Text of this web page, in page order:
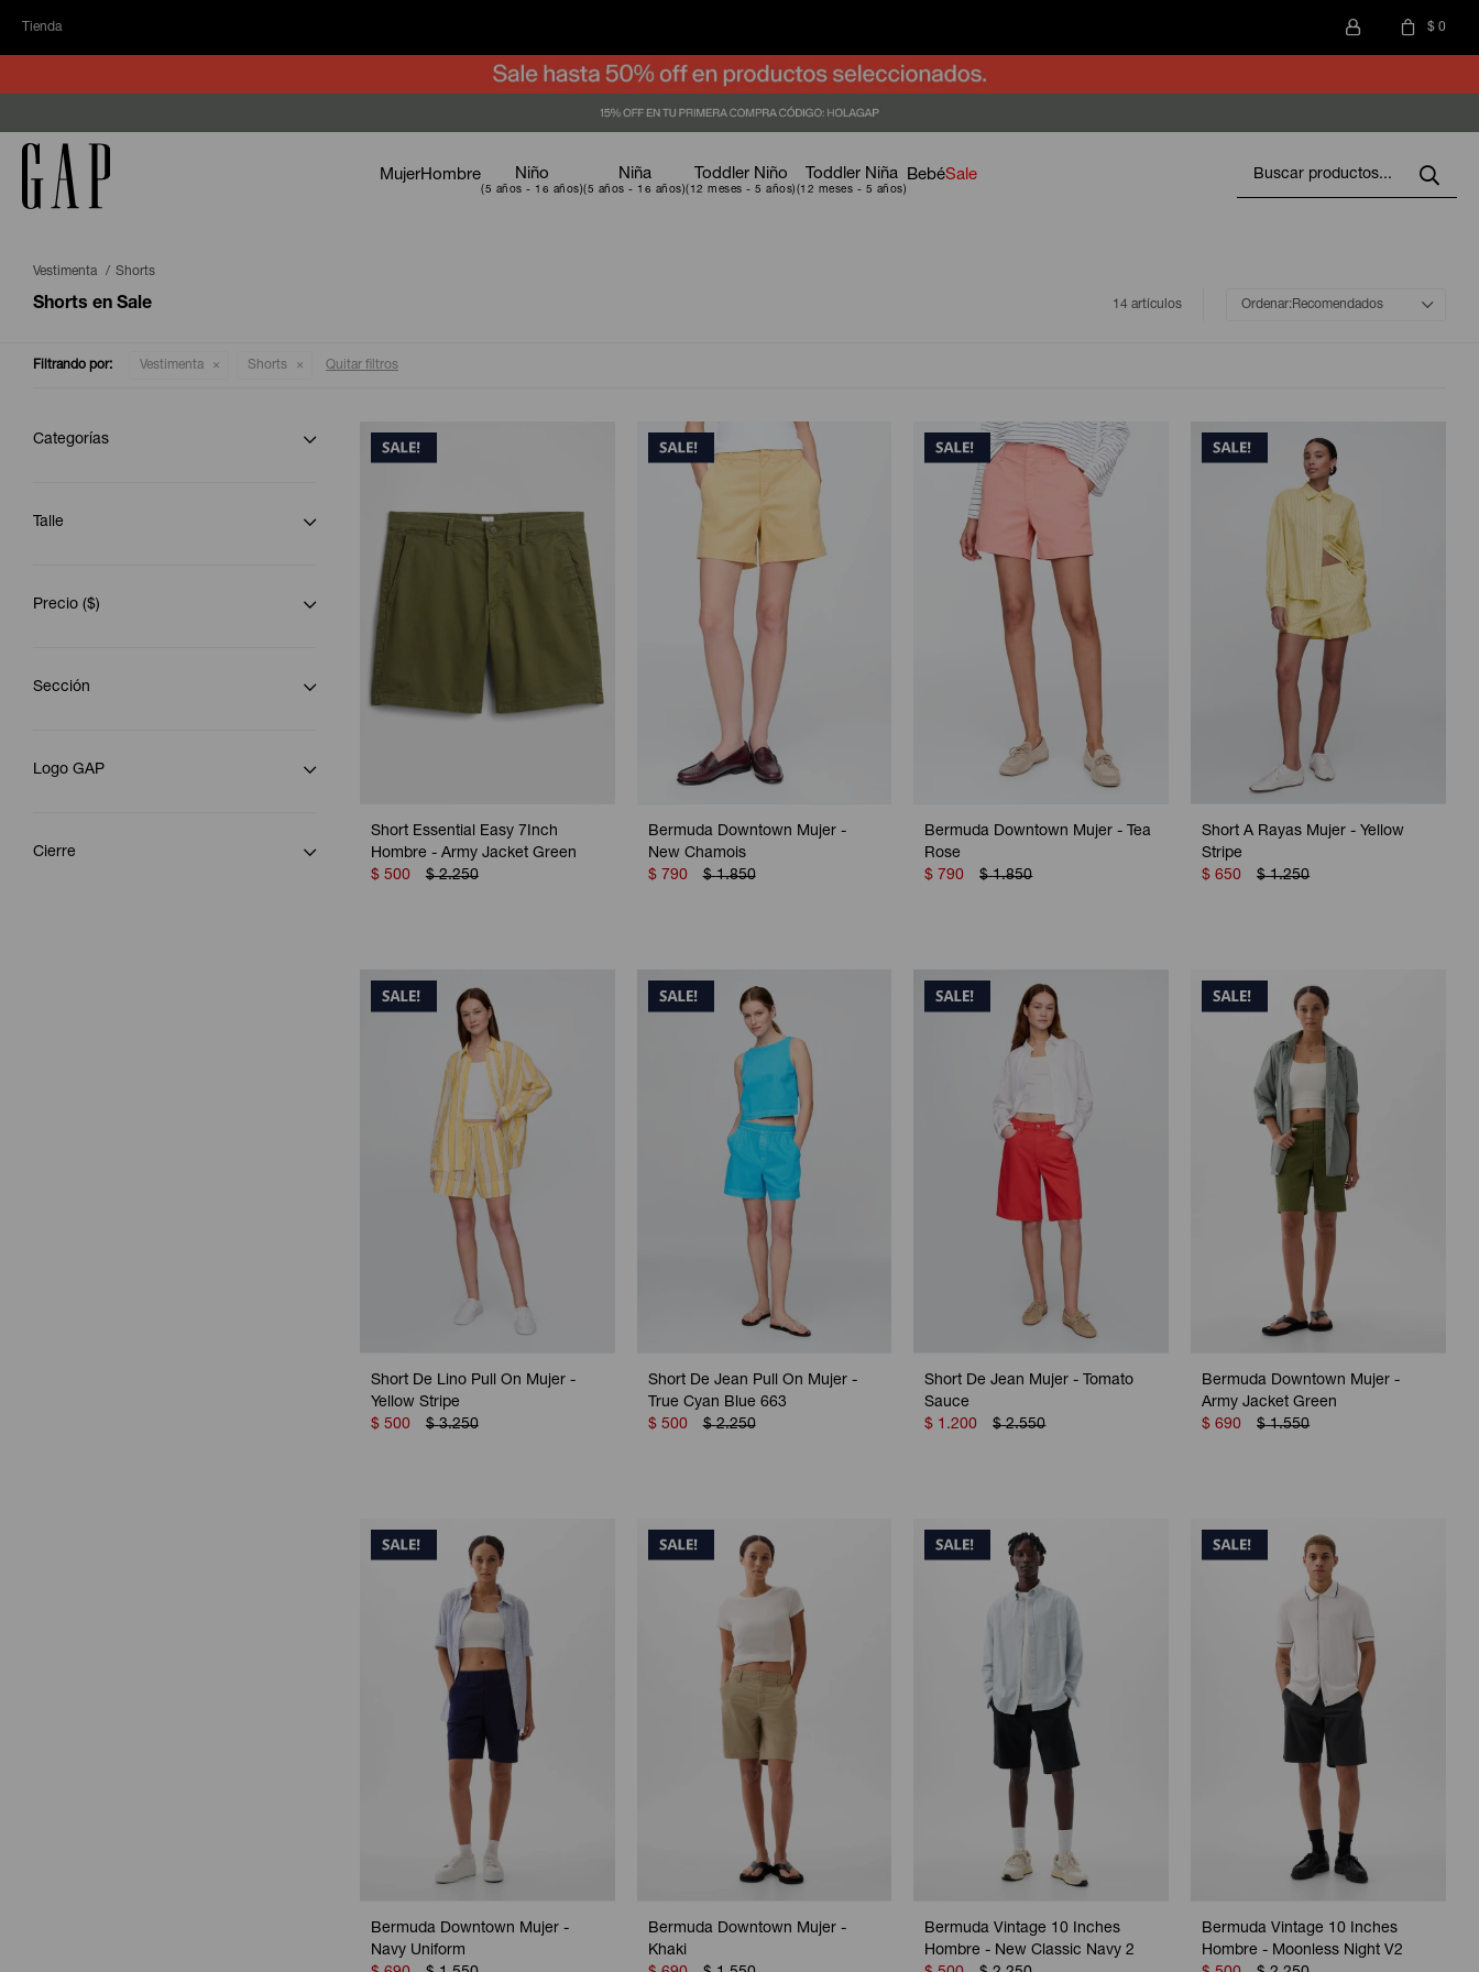
Tienda $ 0
MujerHombre Niño Niña Toddler Niño Toddler Niña BebéSale
Vestimenta Shorts
Shorts en Sale 14 artículos Recomendados
Filtrando por: Vestimenta Shorts Quitar filtros
Short Essential Easy 7Inch
Hombre - Army Jacket Green
$ 500 $ 2.250
Bermuda Downtown Mujer -
New Chamois
$ 790 $ 1.850
Bermuda Downtown Mujer - Tea
Rose
$ 790 $ 1.850
Short A Rayas Mujer - Yellow
Stripe
$ 650 $ 1.250
Short De Lino Pull On Mujer -
Yellow Stripe
$ 500 $ 3.250
Short De Jean Pull On Mujer -
True Cyan Blue 663
$ 500 $ 2.250
Short De Jean Mujer - Tomato
Sauce
$ 1.200 $ 2.550
Bermuda Downtown Mujer -
Army Jacket Green
$ 690 $ 1.550
Bermuda Downtown Mujer -
Navy Uniform
Bermuda Downtown Mujer -
Khaki
Bermuda Vintage 10 Inches
Hombre - New Classic Navy 2
Bermuda Vintage 10 Inches
Hombre - Moonless Night V2
Categorías
Talle
Precio ($)
Sección
Logo GAP
Cierre